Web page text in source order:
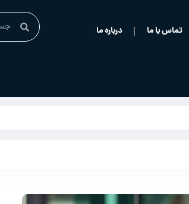
تماس با ما درباره ما